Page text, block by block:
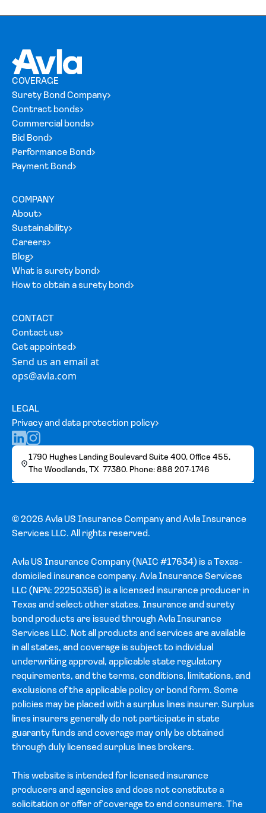
COVERAGE
Surety Bond Company
Contract bonds
Commercial bonds
Bid Bond
Performance Bond
Payment Bond
COMPANY
About
Sustainability
Careers
Blog
What is surety bond
How to obtain a surety bond
CONTACT
Contact us
Get appointed
Send us an email at
ops@avla.com
LEGAL
Privacy and data protection policy
1790 Hughes Landing Boulevard Suite 400, Office 455,
The Woodlands, TX 77380. Phone: 888 207-1746
© 2026 Avla US Insurance Company and Avla Insurance
Services LLC. All rights reserved.
Avla US Insurance Company (NAIC #17634) is a Texas-
domiciled insurance company. Avla Insurance Services
LLC (NPN: 22250356) is a licensed insurance producer in
Texas and select other states. Insurance and surety
bond products are issued through Avla Insurance
Services LLC. Not all products and services are available
in all states, and coverage is subject to individual
underwriting approval, applicable state regulatory
requirements, and the terms, conditions, limitations, and
exclusions of the applicable policy or bond form. Some
policies may be placed with a surplus lines insurer. Surplus
lines insurers generally do not participate in state
guaranty funds and coverage may only be obtained
through duly licensed surplus lines brokers.
This website is intended for licensed insurance
producers and agencies and does not constitute a
solicitation or offer of coverage to end consumers. The